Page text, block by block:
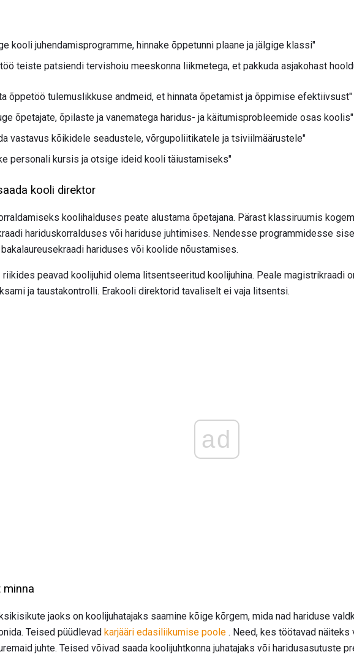
kooli juhendamisprogramme, hinnake õppetunni plaane ja jälgige klassi"
teiste patsiendi tervishoiu meeskonna liikmetega, et pakkuda asjakohast
õppetöö tulemuslikkuse andmeid, et hinnata õpetamist ja õppimise efektiivsust"
õpetajate, õpilaste ja vanematega haridus- ja käitumisprobleemide osas koolis"
vastavus kõikidele seadustele, võrgupoliitikatele ja tsiviilmäärustele"
personali kursis ja otsige ideid kooli täiustamiseks"
kooli direktor
koolihalduses peate alustama õpetajana. Pärast klassiruumis
hariduskorralduses või hariduse juhtimises. Nendesse programmidesse
hariduses või koolide nõustamises.
riikides peavad koolijuhid olema litsentseeritud koolijuhina. Peale magistrikraadi
ja taustakontrolli. Erakooli direktorid tavaliselt ei vaja litsentsi.
ad
minna
jaoks on koolijuhatajaks saamine kõige kõrgem, mida nad hariduse
Teised püüdlevad karjääri edasiliikumise poole . Need, kes töötavad
juhte. Teised võivad saada koolijuhtkonna juhatajaks või haridusasutuste